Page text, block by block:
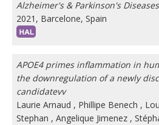
Alzheimer's & Parkinson's
2021, Barcelone, Spain
APOE4 primes inflammation in
the downregulation of a newly
candidatevv
Laurie Arnaud , Phillipe Benech ,
Stephan , Angelique Jimenez ,